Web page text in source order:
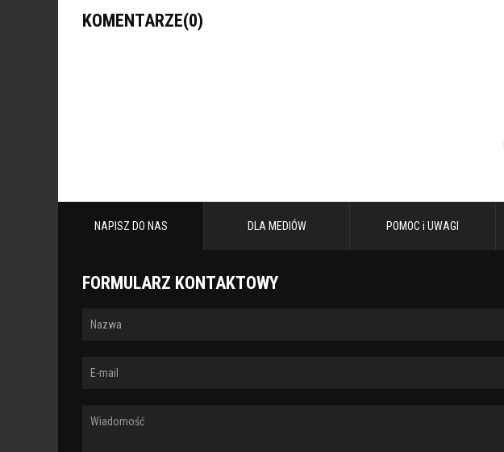
KOMENTARZE(0)
NAPISZ DO NAS DLA MEDIÓW POMOC i UWAGI
FORMULARZ KONTAKTOWY